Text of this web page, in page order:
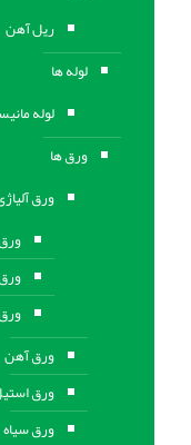
ریل آهن
لوله ها
لوله
ورق ها
ورق
ورق A283
ورق A516
ورق ST52
ورق آهن
ورق
ورق سیاه